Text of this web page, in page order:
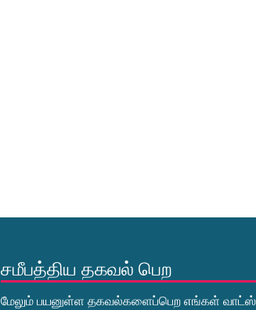
சமீபத்திய தகவல் பெற
மேலும் பயனுள்ள தகவல்களைப்பெற எங்கள்